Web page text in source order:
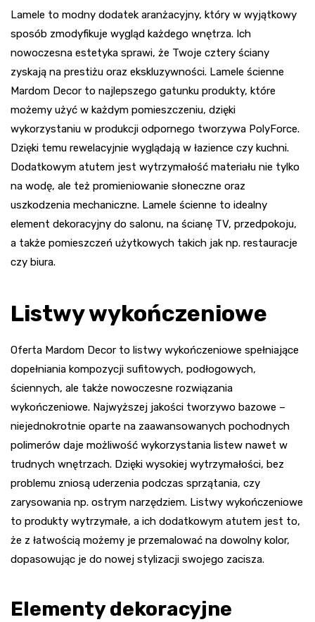
Lamele to modny dodatek aranżacyjny, który w wyjątkowy
sposób zmodyfikuje wygląd każdego wnętrza. Ich
nowoczesna estetyka sprawi, że Twoje cztery ściany
zyskają na prestiżu oraz ekskluzywności. Lamele ścienne
Mardom Decor to najlepszego gatunku produkty, które
możemy użyć w każdym pomieszczeniu, dzięki
wykorzystaniu w produkcji odpornego tworzywa PolyForce.
Dzięki temu rewelacyjnie wyglądają w łazience czy kuchni.
Dodatkowym atutem jest wytrzymałość materiału nie tylko
na wodę, ale też promieniowanie słoneczne oraz
uszkodzenia mechaniczne. Lamele ścienne to idealny
element dekoracyjny do salonu, na ścianę TV, przedpokoju,
a także pomieszczeń użytkowych takich jak np. restauracje
czy biura.
Listwy wykończeniowe
Oferta Mardom Decor to listwy wykończeniowe spełniające
dopełniania kompozycji sufitowych, podłogowych,
ściennych, ale także nowoczesne rozwiązania
wykończeniowe. Najwyższej jakości tworzywo bazowe –
niejednokrotnie oparte na zaawansowanych pochodnych
polimerów daje możliwość wykorzystania listew nawet w
trudnych wnętrzach. Dzięki wysokiej wytrzymałości, bez
problemu zniosą uderzenia podczas sprzątania, czy
zarysowania np. ostrym narzędziem. Listwy wykończeniowe
to produkty wytrzymałe, a ich dodatkowym atutem jest to,
że z łatwością możemy je przemalować na dowolny kolor,
dopasowując je do nowej stylizacji swojego zacisza.
Elementy dekoracyjne